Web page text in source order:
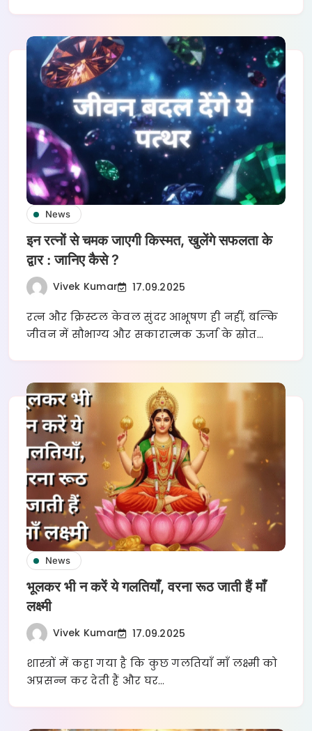
News
इन रत्नों से चमक जाएगी किस्मत, खुलेंगे सफलता के
द्वार : जानिए कैसे ?
Vivek Kumar 17.09.2025
रत्न और क्रिस्टल केवल सुंदर आभूषण ही नहीं, बल्कि
जीवन में सौभाग्य और सकारात्मक ऊर्जा के स्रोत…
News
भूलकर भी न करें ये गलतियाँ, वरना रूठ जाती हैं माँ
लक्ष्मी
Vivek Kumar 17.09.2025
शास्त्रों में कहा गया है कि कुछ गलतियाँ माँ लक्ष्मी को
अप्रसन्न कर देती हैं और घर…